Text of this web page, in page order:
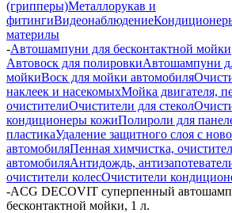
(грипперы)Металлорукав и
фитингиВидеонаблюдение
материлы
-Автошампуни для бесконтактной мойки
Автовоск для полировкиАвтошампуни
мойкиВоск для мойки автомобиля
наклеек и насекомыхМойка двигателя,
очистителиОчистители для стекол
кондиционеры кожиПолироли для
пластикаУдаление защитного слоя с
автомобиляПенная химчистка,
автомобиляАнтидождь,
очистители колесОчистители
-ACG DECOVIT суперпенный
бесконтактной мойки, 1 л.